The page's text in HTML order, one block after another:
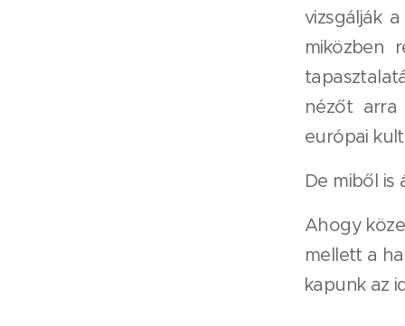
vizsgálják
miközben
nézőt
európai
De miből is
Ahogy
mellett a
kapunk az